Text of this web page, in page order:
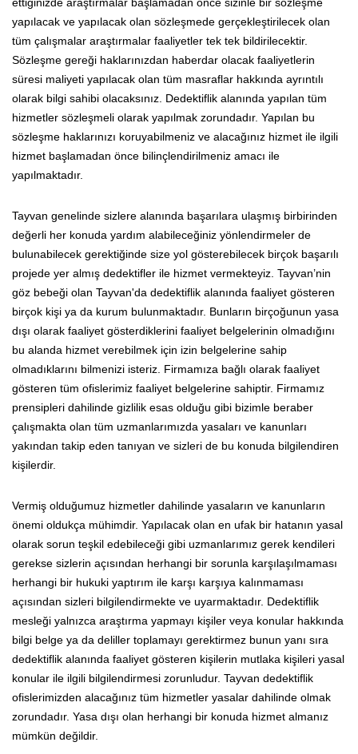
ettiğinizde araştırmalar başlamadan önce sizinle bir sözleşme
yapılacak ve yapılacak olan sözleşmede gerçekleştirilecek olan
tüm çalışmalar araştırmalar faaliyetler tek tek bildirilecektir.
Sözleşme gereği haklarınızdan haberdar olacak faaliyetlerin
süresi maliyeti yapılacak olan tüm masraflar hakkında ayrıntılı
olarak bilgi sahibi olacaksınız. Dedektiflik alanında yapılan tüm
hizmetler sözleşmeli olarak yapılmak zorundadır. Yapılan bu
sözleşme haklarınızı koruyabilmeniz ve alacağınız hizmet ile ilgili
hizmet başlamadan önce bilinçlendirilmeniz amacı ile
yapılmaktadır.
Tayvan genelinde sizlere alanında başarılara ulaşmış birbirinden
değerli her konuda yardım alabileceğiniz yönlendirmeler de
bulunabilecek gerektiğinde size yol gösterebilecek birçok başarılı
projede yer almış dedektifler ile hizmet vermekteyiz. Tayvan’nin
göz bebeği olan Tayvan'da dedektiflik alanında faaliyet gösteren
birçok kişi ya da kurum bulunmaktadır. Bunların birçoğunun yasa
dışı olarak faaliyet gösterdiklerini faaliyet belgelerinin olmadığını
bu alanda hizmet verebilmek için izin belgelerine sahip
olmadıklarını bilmenizi isteriz. Firmamıza bağlı olarak faaliyet
gösteren tüm ofislerimiz faaliyet belgelerine sahiptir. Firmamız
prensipleri dahilinde gizlilik esas olduğu gibi bizimle beraber
çalışmakta olan tüm uzmanlarımızda yasaları ve kanunları
yakından takip eden tanıyan ve sizleri de bu konuda bilgilendiren
kişilerdir.
Vermiş olduğumuz hizmetler dahilinde yasaların ve kanunların
önemi oldukça mühimdir. Yapılacak olan en ufak bir hatanın yasal
olarak sorun teşkil edebileceği gibi uzmanlarımız gerek kendileri
gerekse sizlerin açısından herhangi bir sorunla karşılaşılmaması
herhangi bir hukuki yaptırım ile karşı karşıya kalınmaması
açısından sizleri bilgilendirmekte ve uyarmaktadır. Dedektiflik
mesleği yalnızca araştırma yapmayı kişiler veya konular hakkında
bilgi belge ya da deliller toplamayı gerektirmez bunun yanı sıra
dedektiflik alanında faaliyet gösteren kişilerin mutlaka kişileri yasal
konular ile ilgili bilgilendirmesi zorunludur. Tayvan dedektiflik
ofislerimizden alacağınız tüm hizmetler yasalar dahilinde olmak
zorundadır. Yasa dışı olan herhangi bir konuda hizmet almanız
mümkün değildir.